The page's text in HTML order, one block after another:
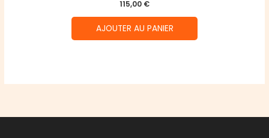
115,00 €
AJOUTER AU PANIER